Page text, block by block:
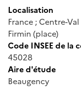
Localisation
France ; Centre-
Firmin (place)
Code INSEE de la
45028
Aire d'étude
Beaugency